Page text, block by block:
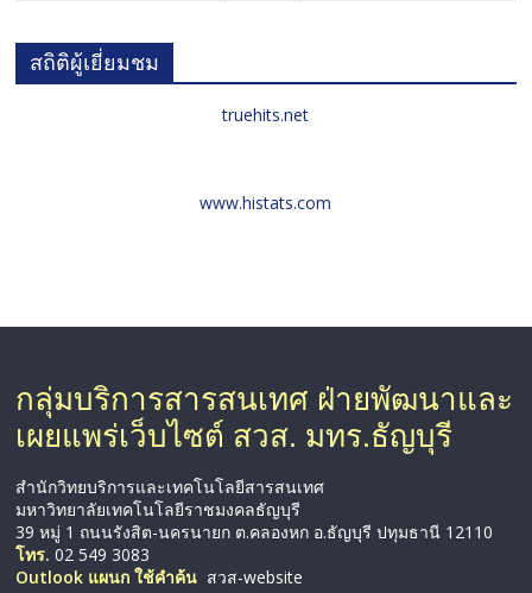
สถิติผู้เยี่ยมชม
truehits.net
www.histats.com
กลุ่มบริการสารสนเทศ ฝ่ายพัฒนาและ
เผยแพร่เว็บไซต์ สวส. มทร.ธัญบุรี
สำนักวิทยบริการและเทคโนโลยีสารสนเทศ
มหาวิทยาลัยเทคโนโลยีราชมงคลธัญบุรี
39 หมู่ 1 ถนนรังสิต-นครนายก ต.คลองหก อ.ธัญบุรี ปทุมธานี 12110
โทร. 02 549 3083
Outlook แผนก ใช้คำค้น สวส-website